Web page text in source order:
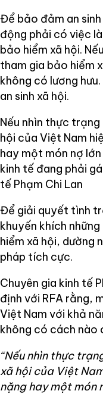
Để bảo đảm an
động phải có việc
bảo hiểm xã hội.
tham gia bảo hiểm
không có lương
an sinh xã hội.
Nếu nhìn thực trạng
hội của Việt Nam
hay một món nợ
kinh tế đang phải
tế Phạm Chi Lan
Để giải quyết tình
khuyến khích
hiểm xã hội, dường
pháp tích cực.
Chuyên gia kinh tế
định với RFA rằng,
Việt Nam với khả
không có cách nào
“Nếu nhìn thực
xã hội của Việt
nặng hay một món